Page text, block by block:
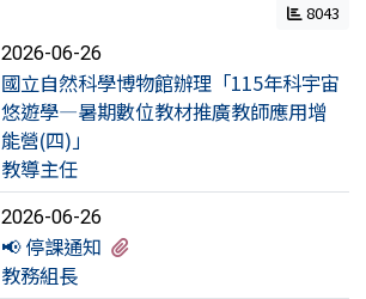
8043
2026-06-26
國立自然科學博物館辦理「115年科宇宙
悠遊學—暑期數位教材推廣教師應用增
能營(四)」
教導主任
2026-06-26
📢 停課通知
教務組長